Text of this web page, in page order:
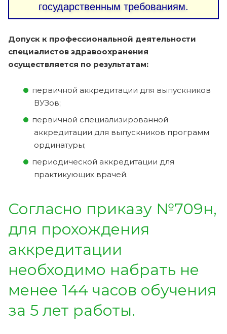
государственным требованиям.
Допуск к профессиональной деятельности
специалистов здравоохранения
осуществляется по результатам:
первичной аккредитации для выпускников
ВУЗов;
первичной специализированной
аккредитации для выпускников программ
ординатуры;
периодической аккредитации для
практикующих врачей.
Согласно приказу №709н,
для прохождения
аккредитации
необходимо набрать не
менее 144 часов обучения
за 5 лет работы.